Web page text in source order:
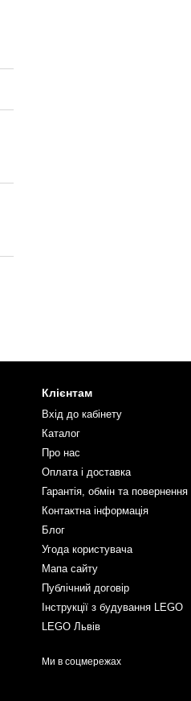
Клієнтам
Вхід до кабінету
Каталог
Про нас
Оплата і доставка
Гарантія, обмін та повернення
Контактна інформація
Блог
Угода користувача
Мапа сайту
Публічний договір
Інструкції з будування LEGO
LEGO Львів
Ми в соцмережах